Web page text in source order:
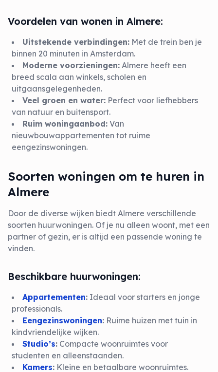
Voordelen van wonen in Almere:
Uitstekende verbindingen: Met de trein ben je
binnen 20 minuten in Amsterdam.
Moderne voorzieningen: Almere heeft een
breed scala aan winkels, scholen en
uitgaansgelegenheden.
Veel groen en water: Perfect voor liefhebbers
van natuur en buitensport.
Ruim woningaanbod: Van
nieuwbouwappartementen tot ruime
eengezinswoningen.
Soorten woningen om te huren in
Almere
Door de diverse wijken biedt Almere verschillende
soorten huurwoningen. Of je nu alleen woont, met een
partner of gezin, er is altijd een passende woning te
vinden.
Beschikbare huurwoningen:
Appartementen: Ideaal voor starters en jonge
professionals.
Eengezinswoningen: Ruime huizen met tuin in
kindvriendelijke wijken.
Studio’s: Compacte woonruimtes voor
studenten en alleenstaanden.
Kamers: Kleine en betaalbare woonruimtes.